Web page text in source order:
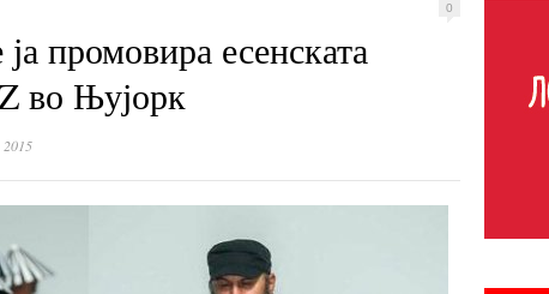
0
промовира есенската
во Њујорк